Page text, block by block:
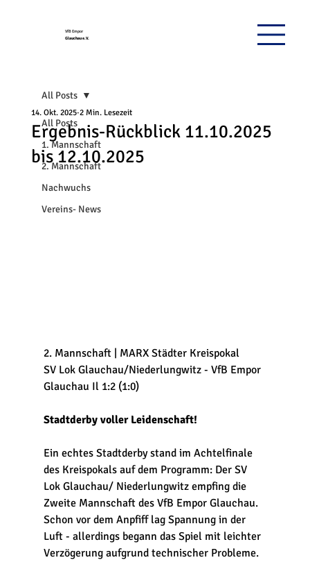
VfB Empor
Glauchau e.V.
All Posts
1. Mannschaft
2. Mannschaft
Nachwuchs
Vereins- News
All Posts
Ergebnis-Rückblick 11.10.2025
bis 12.10.2025
14. Okt. 2025 2 Min. Lesezeit
2. Mannschaft | MARX Städter Kreispokal
SV Lok Glauchau/Niederlungwitz - VfB Empor
Glauchau Il 1:2 (1:0)
Stadtderby voller Leidenschaft!
Ein echtes Stadtderby stand im Achtelfinale
des Kreispokals auf dem Programm: Der SV
Lok Glauchau/ Niederlungwitz empfing die
Zweite Mannschaft des VfB Empor Glauchau.
Schon vor dem Anpfiff lag Spannung in der
Luft - allerdings begann das Spiel mit leichter
Verzögerung aufgrund technischer Probleme.